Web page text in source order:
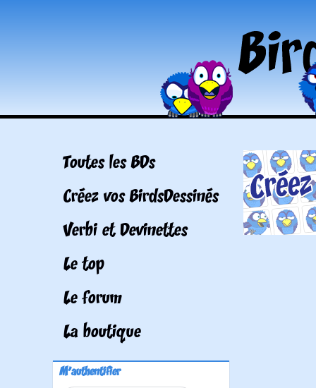
Toutes les BDs
Créez vos BirdsDessinés
Verbi et Devinettes
Le top
Le forum
La boutique
M'authentifier